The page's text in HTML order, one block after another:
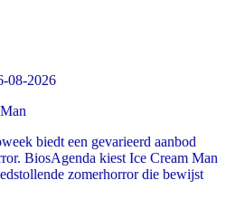
08-2026
biedt een gevarieerd aanbod
BiosAgenda kiest Ice Cream Man
zomerhorror die bewijst